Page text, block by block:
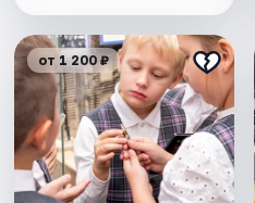
от 1 200 ₽